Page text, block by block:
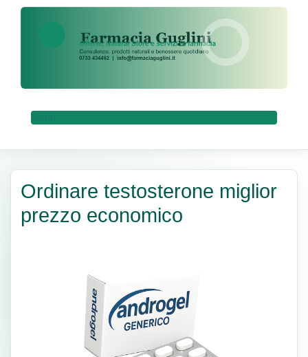
Ordinare testosterone miglior
prezzo economico